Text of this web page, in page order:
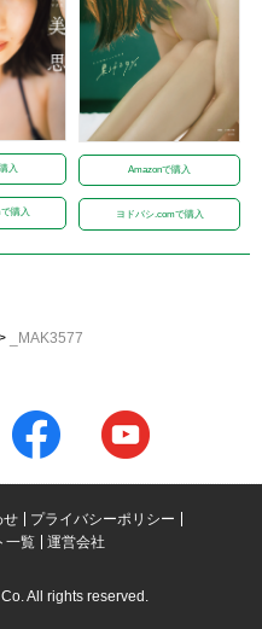
入
購入
Amazonで購入
ヨドバシ.comで購入
_MAK3577
せ
プライバシーポリシー
一覧
運営会社
All rights reserved.